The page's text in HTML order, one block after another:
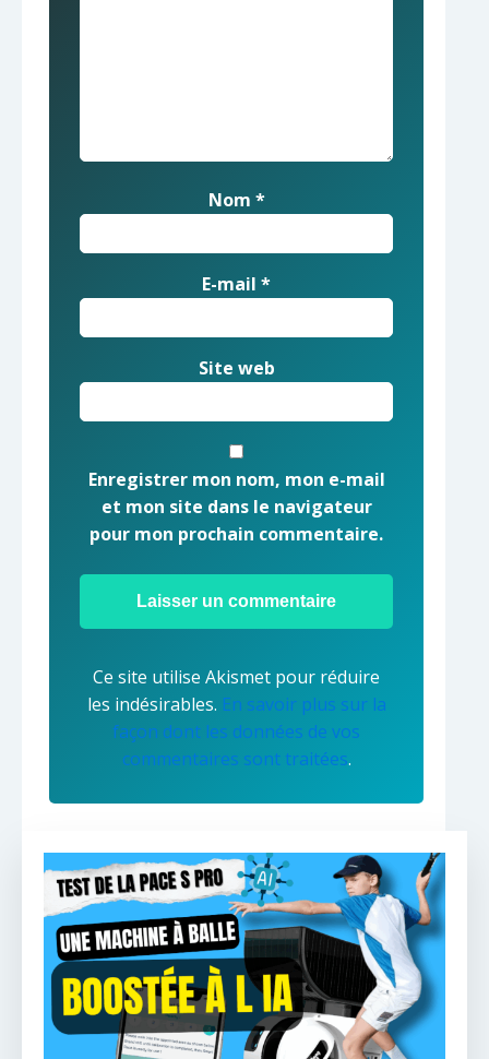
Nom *
E-mail *
Site web
Enregistrer mon nom, mon e-mail
et mon site dans le navigateur
pour mon prochain commentaire.
Ce site utilise Akismet pour réduire
les indésirables. En savoir plus sur la
façon dont les données de vos
commentaires sont traitées.